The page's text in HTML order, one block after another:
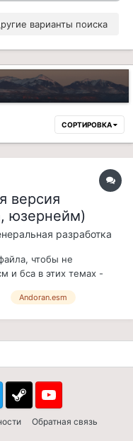
варианты поиска
СОРТИРОВКА
версия
юзернейм)
разработка
чтобы не
и бса в этих темах -
попасть на
Andoran.esm
Обратная связь
Steam Youtube